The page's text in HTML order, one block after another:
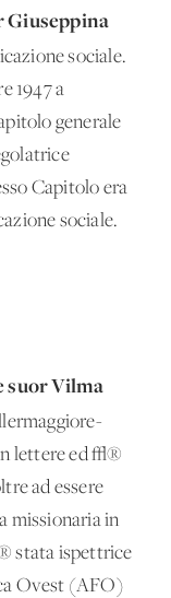
Giuseppina
sociale.
1947 a
generale
Capitolo era
sociale.
suorVilma
lettere ed √®
ad essere
missionaria in
stata ispettrice
Ovest (AFO)